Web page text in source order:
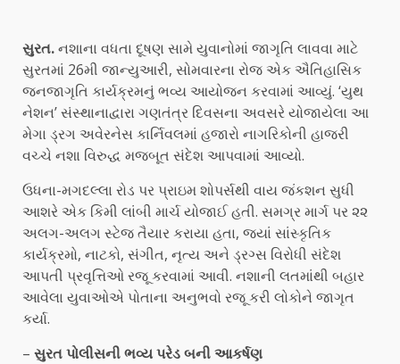
સુરત.નશાના વધતા દૂષણ સામે યુવાનોમાં જાગૃતિ લાવવા માટે
સુરતમાં 26મી જાન્યુઆરી, સોમવારના રોજ એક ઐતિહાસિક
જનજાગૃતિ કાર્યક્રમનું ભવ્ય આયોજન કરવામાં આવ્યું. ‘યુથ
નેશન’ સંસ્થાનાદ્વારા ગણતંત્ર દિવસના અવસરે યોજાયેલા આ
મેગા ડ્રગ અવેરનેસ કાર્નિવલમાં હજારો નાગરિકોની હાજરી
વચ્ચે નશા વિરુદ્ધ મજબૂત સંદેશ આપવામાં આવ્યો.
ઉધના-મગદલ્લા રોડ પર પ્રાઇમ શોપર્સથી વાય જંકશન સુધી
આશરે એક કિમી લાંબી માર્ચ યોજાઈ હતી. સમગ્ર માર્ગ પર ૨૨
અલગ-અલગ સ્ટેજ તૈયાર કરાયા હતા, જ્યાં સાંસ્કૃતિક
કાર્યક્રમો, નાટકો, સંગીત, નૃત્ય અને ડ્રગ્સ વિરોધી સંદેશ
આપતી પ્રવૃત્તિઓ રજૂ કરવામાં આવી. નશાની લતમાંથી બહાર
આવેલા યુવાઓએ પોતાના અનુભવો રજૂ કરી લોકોને જાગૃત
કર્યા.
– સુરત પોલીસની ભવ્ય પરેડ બની આકર્ષણ